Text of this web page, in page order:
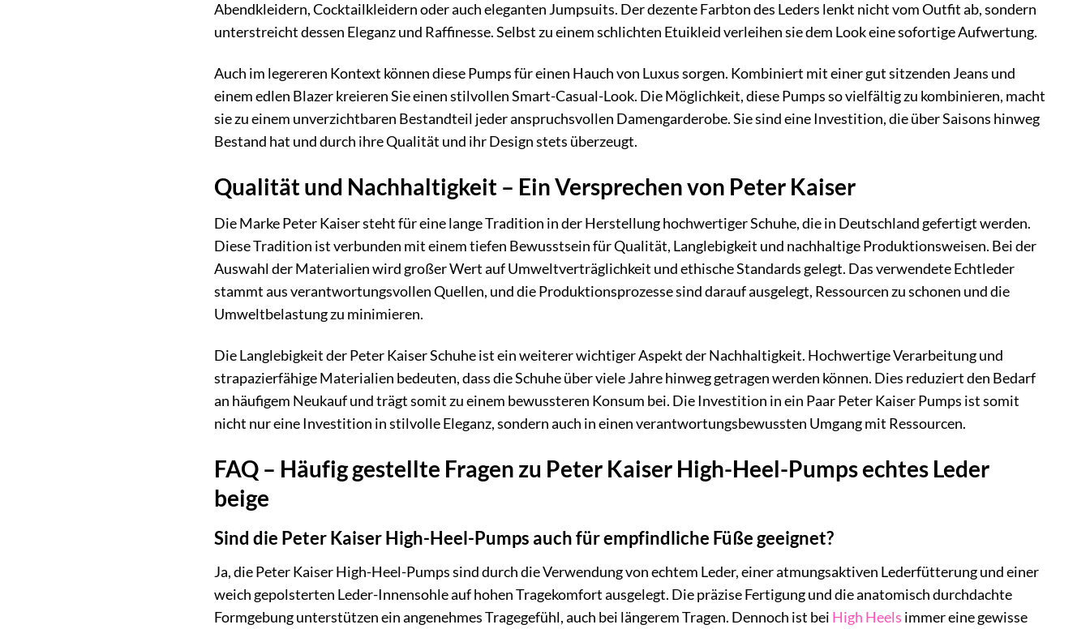
Abendkleidern, Cocktailkleidern oder auch eleganten Jumpsuits. Der dezente Farbton des Leders lenkt nicht vom Outfit ab, sondern
unterstreicht dessen Eleganz und Raffinesse. Selbst zu einem schlichten Etuikleid verleihen sie dem Look eine sofortige Aufwertung.
Auch im legereren Kontext können diese Pumps für einen Hauch von Luxus sorgen. Kombiniert mit einer gut sitzenden Jeans und
einem edlen Blazer kreieren Sie einen stilvollen Smart-Casual-Look. Die Möglichkeit, diese Pumps so vielfältig zu kombinieren, macht
sie zu einem unverzichtbaren Bestandteil jeder anspruchsvollen Damengarderobe. Sie sind eine Investition, die über Saisons hinweg
Bestand hat und durch ihre Qualität und ihr Design stets überzeugt.
Qualität und Nachhaltigkeit – Ein Versprechen von Peter Kaiser
Die Marke Peter Kaiser steht für eine lange Tradition in der Herstellung hochwertiger Schuhe, die in Deutschland gefertigt werden.
Diese Tradition ist verbunden mit einem tiefen Bewusstsein für Qualität, Langlebigkeit und nachhaltige Produktionsweisen. Bei der
Auswahl der Materialien wird großer Wert auf Umweltverträglichkeit und ethische Standards gelegt. Das verwendete Echtleder
stammt aus verantwortungsvollen Quellen, und die Produktionsprozesse sind darauf ausgelegt, Ressourcen zu schonen und die
Umweltbelastung zu minimieren.
Die Langlebigkeit der Peter Kaiser Schuhe ist ein weiterer wichtiger Aspekt der Nachhaltigkeit. Hochwertige Verarbeitung und
strapazierfähige Materialien bedeuten, dass die Schuhe über viele Jahre hinweg getragen werden können. Dies reduziert den Bedarf
an häufigem Neukauf und trägt somit zu einem bewussteren Konsum bei. Die Investition in ein Paar Peter Kaiser Pumps ist somit
nicht nur eine Investition in stilvolle Eleganz, sondern auch in einen verantwortungsbewussten Umgang mit Ressourcen.
FAQ – Häufig gestellte Fragen zu Peter Kaiser High-Heel-Pumps echtes Leder
beige
Sind die Peter Kaiser High-Heel-Pumps auch für empfindliche Füße geeignet?
Ja, die Peter Kaiser High-Heel-Pumps sind durch die Verwendung von echtem Leder, einer atmungsaktiven Lederfütterung und einer
weich gepolsterten Leder-Innensohle auf hohen Tragekomfort ausgelegt. Die präzise Fertigung und die anatomisch durchdachte
Formgebung unterstützen ein angenehmes Tragegefühl, auch bei längerem Tragen. Dennoch ist bei High Heels immer eine gewisse